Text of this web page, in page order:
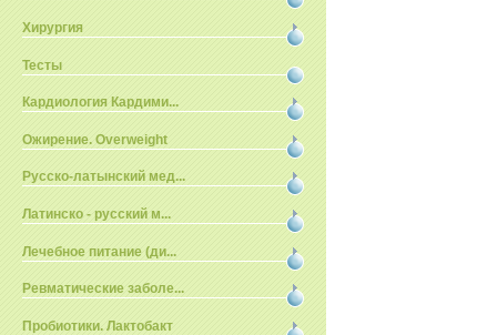
Хирургия
Тесты
Кардиология Кардими...
Ожирение. Overweight
Русско-латынский мед...
Латинско - русский м...
Лечебное питание (ди...
Ревматические заболе...
Пробиотики. Лактобакт